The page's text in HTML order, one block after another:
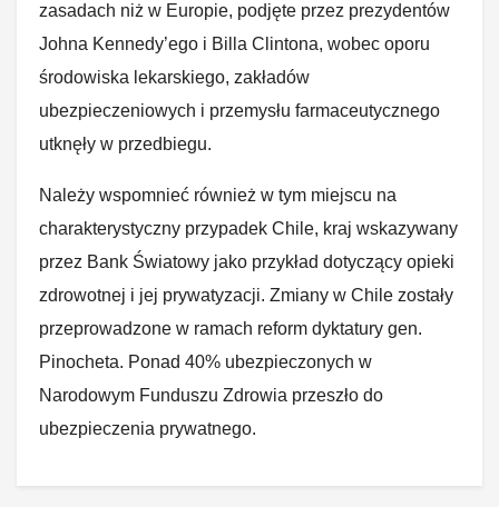
zasadach niż w Europie, podjęte przez prezydentów
Johna Kennedy’ego i Billa Clintona, wobec oporu
środowiska lekarskiego, zakładów
ubezpieczeniowych i przemysłu farmaceutycznego
utknęły w przedbiegu.
Należy wspomnieć również w tym miejscu na
charakterystyczny przypadek Chile, kraj wskazywany
przez Bank Światowy jako przykład dotyczący opieki
zdrowotnej i jej prywatyzacji. Zmiany w Chile zostały
przeprowadzone w ramach reform dyktatury gen.
Pinocheta. Ponad 40% ubezpieczonych w
Narodowym Funduszu Zdrowia przeszło do
ubezpieczenia prywatnego.